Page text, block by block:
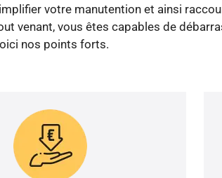
votre manutention et ainsi
venant, vous êtes capables de
nos points forts.